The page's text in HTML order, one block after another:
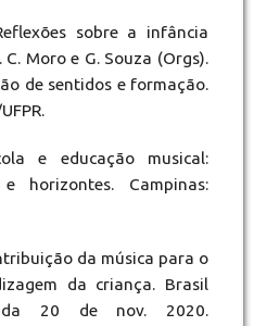
sobre a infância
Moro e G. Souza (Orgs).
de sentidos e formação.
e educação musical:
horizontes. Campinas:
da música para o
da criança. Brasil
20 de nov. 2020.